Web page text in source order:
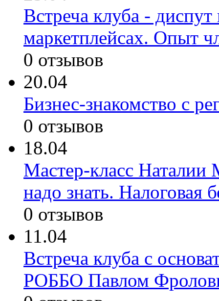
Встреча клуба -
маркетплейсах. Опыт
0 отзывов
20.04
Бизнес-знакомство с
0 отзывов
18.04
Мастер-класс Наталии
надо знать. Налоговая
0 отзывов
11.04
Встреча клуба с
РОББО Павлом